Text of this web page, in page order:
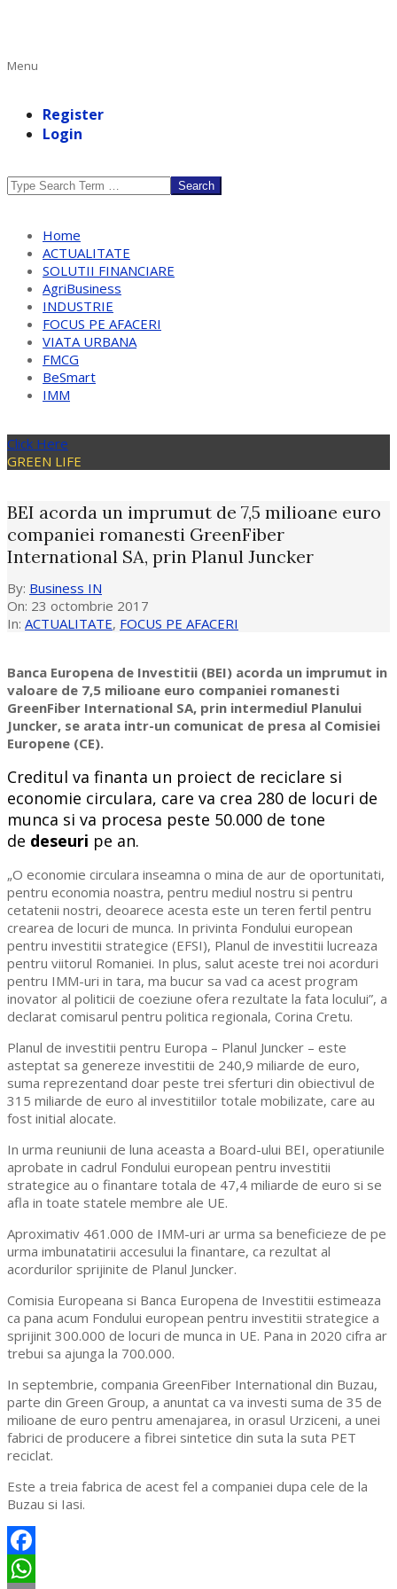
Primary
Menu
Register
Login
Search
Home
ACTUALITATE
SOLUTII FINANCIARE
AgriBusiness
INDUSTRIE
FOCUS PE AFACERI
VIATA URBANA
FMCG
BeSmart
IMM
Click Here
GREEN LIFE
BEI acorda un imprumut de 7,5 milioane euro
companiei romanesti GreenFiber
International SA, prin Planul Juncker
By: Business IN
On: 23 octombrie 2017
In: ACTUALITATE, FOCUS PE AFACERI
Banca Europena de Investitii (BEI) acorda un imprumut in
valoare de 7,5 milioane euro companiei romanesti
GreenFiber International SA, prin intermediul Planului
Juncker, se arata intr-un comunicat de presa al Comisiei
Europene (CE).
Creditul va finanta un proiect de reciclare si
economie circulara, care va crea 280 de locuri de
munca si va procesa peste 50.000 de tone
de deseuri pe an.
„O economie circulara inseamna o mina de aur de oportunitati,
pentru economia noastra, pentru mediul nostru si pentru
cetatenii nostri, deoarece acesta este un teren fertil pentru
crearea de locuri de munca. In privinta Fondului european
pentru investitii strategice (EFSI), Planul de investitii lucreaza
pentru viitorul Romaniei. In plus, salut aceste trei noi acorduri
pentru IMM-uri in tara, ma bucur sa vad ca acest program
inovator al politicii de coeziune ofera rezultate la fata locului”, a
declarat comisarul pentru politica regionala, Corina Cretu.
Planul de investitii pentru Europa – Planul Juncker – este
asteptat sa genereze investitii de 240,9 miliarde de euro,
suma reprezentand doar peste trei sferturi din obiectivul de
315 miliarde de euro al investitiilor totale mobilizate, care au
fost initial alocate.
In urma reuniunii de luna aceasta a Board-ului BEI, operatiunile
aprobate in cadrul Fondului european pentru investitii
strategice au o finantare totala de 47,4 miliarde de euro si se
afla in toate statele membre ale UE.
Aproximativ 461.000 de IMM-uri ar urma sa beneficieze de pe
urma imbunatatirii accesului la finantare, ca rezultat al
acordurilor sprijinite de Planul Juncker.
Comisia Europeana si Banca Europena de Investitii estimeaza
ca pana acum Fondului european pentru investitii strategice a
sprijinit 300.000 de locuri de munca in UE. Pana in 2020 cifra ar
trebui sa ajunga la 700.000.
In septembrie, compania GreenFiber International din Buzau,
parte din Green Group, a anuntat ca va investi suma de 35 de
milioane de euro pentru amenajarea, in orasul Urziceni, a unei
fabrici de producere a fibrei sintetice din suta la suta PET
reciclat.
Este a treia fabrica de acest fel a companiei dupa cele de la
Buzau si Iasi.
Facebook